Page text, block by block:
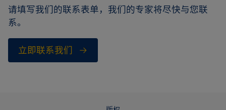
请填写我们的联系表单，我们的专家将尽快与您联
系。
立即联系我们